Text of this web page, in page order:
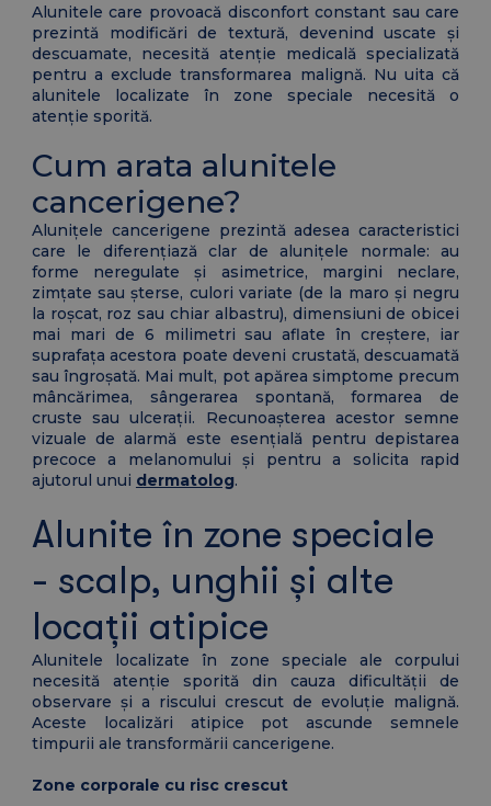
Alunitele care provoacă disconfort constant sau care
prezintă modificări de textură, devenind uscate și
descuamate, necesită atenție medicală specializată
pentru a exclude transformarea malignă. Nu uita că
alunitele localizate în zone speciale necesită o
atenție sporită.
Cum arata alunitele
cancerigene?
Alunițele cancerigene prezintă adesea caracteristici
care le diferențiază clar de alunițele normale: au
forme neregulate și asimetrice, margini neclare,
zimțate sau șterse, culori variate (de la maro și negru
la roșcat, roz sau chiar albastru), dimensiuni de obicei
mai mari de 6 milimetri sau aflate în creștere, iar
suprafața acestora poate deveni crustată, descuamată
sau îngroșată. Mai mult, pot apărea simptome precum
mâncărimea, sângerarea spontană, formarea de
cruste sau ulcerații. Recunoașterea acestor semne
vizuale de alarmă este esențială pentru depistarea
precoce a melanomului și pentru a solicita rapid
ajutorul unui dermatolog.
Alunite în zone speciale
- scalp, unghii și alte
locații atipice
Alunitele localizate în zone speciale ale corpului
necesită atenție sporită din cauza dificultății de
observare și a riscului crescut de evoluție malignă.
Aceste localizări atipice pot ascunde semnele
timpurii ale transformării cancerigene.
Zone corporale cu risc crescut